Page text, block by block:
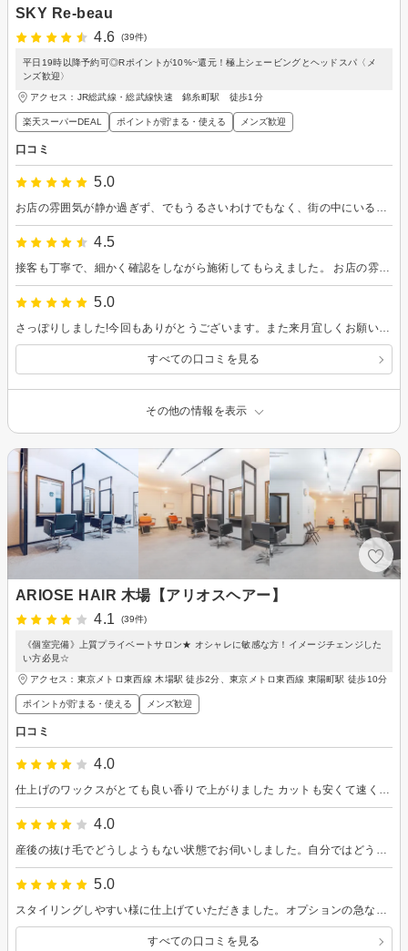
SKY Re-beau
4.6
(39件)
平日19時以降予約可◎Rポイントが10%~還元！極上シェービングとヘッドスパ〈メ
ンズ歓迎〉
アクセス：JR総武線・総武線快速 錦糸町駅 徒歩1分
楽天スーパーDEAL ポイントが貯まる・使える メンズ歓迎
口コミ
5.0
お店の雰囲気が静か過ぎず、でもうるさいわけでもなく、街の中にいるような空間に感じました よかったです
4.5
接客も丁寧で、細かく確認をしながら施術してもらえました。 お店の雰囲気も良いです。
5.0
さっぽりしました!今回もありがとうございます。また来月宜しくお願いします!
すべての口コミを見る
その他の情報を表示
ARIOSE HAIR 木場【アリオスヘアー】
4.1
(39件)
《個室完備》上質プライベートサロン★ オシャレに敏感な方！イメージチェンジした
い方必見☆
アクセス：東京メトロ東西線 木場駅 徒歩2分、東京メトロ東西線 東陽町駅 徒歩10分
ポイントが貯まる・使える メンズ歓迎
口コミ
4.0
仕上げのワックスがとても良い香りで上がりました カットも安くて速くて上手で申し分ないです
4.0
産後の抜け毛でどうしようもない状態でお伺いしました。自分ではどうしたらいいかわからない中、いろいろ考えて提案いただき、満足いく髪型にしていただきました！ 技術力がとても高い美容院だと思います！
5.0
スタイリングしやすい様に仕上げていただきました。オプションの急な追加希望も快く受けていただき、ベッドスパは短時間ながらもとても癒し効果が高かったです。
すべての口コミを見る